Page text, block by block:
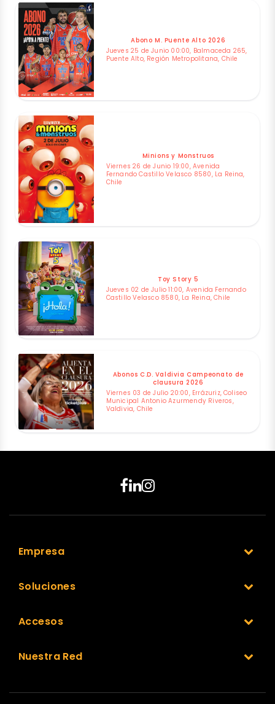
Abono M. Puente Alto 2026
Jueves 25 de Junio 00:00, Balmaceda 265,
Puente Alto, Región Metropolitana, Chile
Minions y Monstruos
Viernes 26 de Junio 19:00, Avenida
Fernando Castillo Velasco 8580, La Reina,
Chile
Toy Story 5
Jueves 02 de Julio 11:00, Avenida Fernando
Castillo Velasco 8580, La Reina, Chile
Abonos C.D. Valdivia Campeonato de
clausura 2026
Viernes 03 de Julio 20:00, Errázuriz, Coliseo
Municipal Antonio Azurmendy Riveros,
Valdivia, Chile
Empresa
Soluciones
Accesos
Nuestra Red